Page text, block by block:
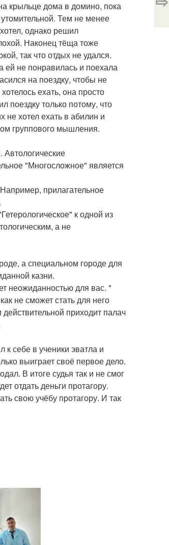
крыльце дома в домино, пока
Тем не менее
однако решил
Наконец тёща тоже
так что отдых не удался.
ей не понравилась и поехала
на поездку, чтобы не
ехать, она просто
поездку только потому, что
не хотел ехать в абилин и
группового мышления.
Автологические
"Многосложное" является
прилагательное
к одной из
а не
а специальном городе для
казни.
неожиданностью для вас. "
не сможет стать для него
приходит палач
к себе в ученики эватла и
выиграет своё первое дело.
В итоге судья так и не смог
отдать деньги протагору.
свою учёбу протагору. И так